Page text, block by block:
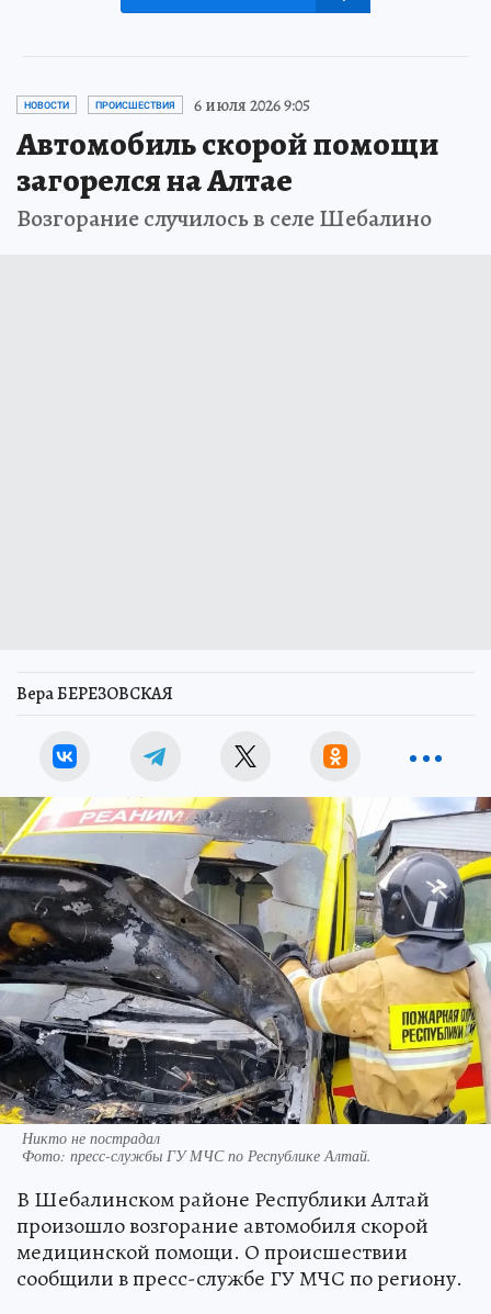
НОВОСТИ ПРОИСШЕСТВИЯ 6 июля 2026 9:05
Автомобиль скорой помощи
загорелся на Алтае
Возгорание случилось в селе Шебалино
Вера БЕРЕЗОВСКАЯ
Никто не пострадал
Фото: пресс-службы ГУ МЧС по Республике Алтай.
В Шебалинском районе Республики Алтай
произошло возгорание автомобиля скорой
медицинской помощи. О происшествии
сообщили в пресс-службе ГУ МЧС по региону.